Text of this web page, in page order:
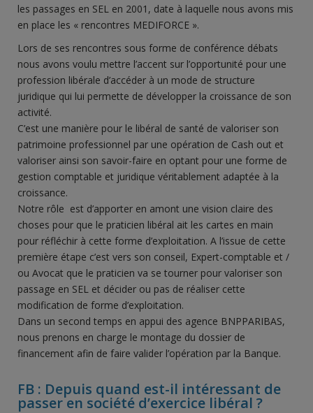
les passages en SEL en 2001, date à laquelle nous avons mis
en place les « rencontres MEDIFORCE ».
Lors de ses rencontres sous forme de conférence débats
nous avons voulu mettre l’accent sur l’opportunité pour une
profession libérale d’accéder à un mode de structure
juridique qui lui permette de développer la croissance de son
activité.
C’est une manière pour le libéral de santé de valoriser son
patrimoine professionnel par une opération de Cash out et
valoriser ainsi son savoir-faire en optant pour une forme de
gestion comptable et juridique véritablement adaptée à la
croissance.
Notre rôle est d’apporter en amont une vision claire des
choses pour que le praticien libéral ait les cartes en main
pour réfléchir à cette forme d’exploitation. A l’issue de cette
première étape c’est vers son conseil, Expert-comptable et /
ou Avocat que le praticien va se tourner pour valoriser son
passage en SEL et décider ou pas de réaliser cette
modification de forme d’exploitation.
Dans un second temps en appui des agence BNPPARIBAS,
nous prenons en charge le montage du dossier de
financement afin de faire valider l’opération par la Banque.
FB : Depuis quand est-il intéressant de
passer en société d’exercice libéral ?